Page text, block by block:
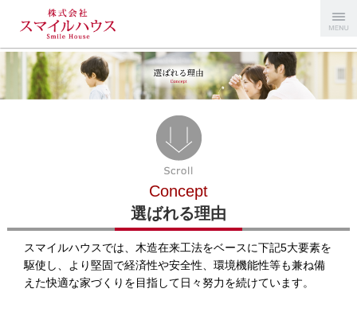
スマイルハ
ウス
Menu
Concept
選ばれる理由
スマイルハウスでは、木造在来工法をベースに下記5大要素を
駆使し、より堅固で経済性や安全性、環境機能性等も兼ね備
えた快適な家づくりを目指して日々努力を続けています。